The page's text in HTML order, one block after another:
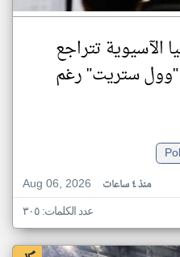
الآسيوية تتراجع
"وول ستريت" رغم
Aug 06, 2026
منذ ٤ ساعات
عدد الكلمات: ٣٠٥